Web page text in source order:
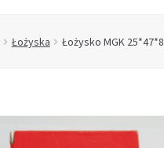
Łożyska Łożysko MGK 25*47*8